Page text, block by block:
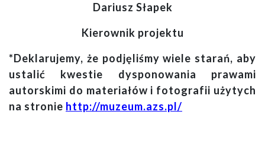
Dariusz Słapek
Kierownik projektu
*Deklarujemy, że podjęliśmy wiele starań, aby
ustalić kwestie dysponowania prawami
autorskimi do materiałów i fotografii użytych
na stronie http://muzeum.azs.pl/